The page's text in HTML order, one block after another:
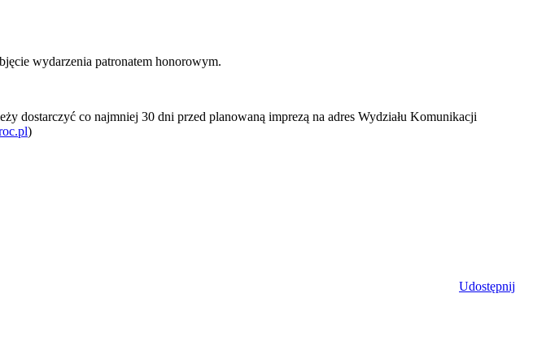
wydarzenia patronatem honorowym.
dostarczyć co najmniej 30 dni przed planowaną imprezą na adres Wydziału Komunikacji
)
Udostępnij